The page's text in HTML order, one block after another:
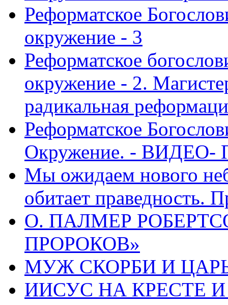
Реформатское
окружение - 3
Реформатское
окружение - 2.
радикальная
Реформатское
Окружение. - ВИДЕО-
Мы ожидаем нового
обитает праведность.
О. ПАЛМЕР
ПРОРОКОВ»
МУЖ СКОРБИ И ЦАРЬ
ИИСУС НА КРЕСТЕ